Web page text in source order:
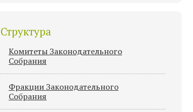
Структура
Комитеты Законодательного
Собрания
Фракции Законодательного
Собрания